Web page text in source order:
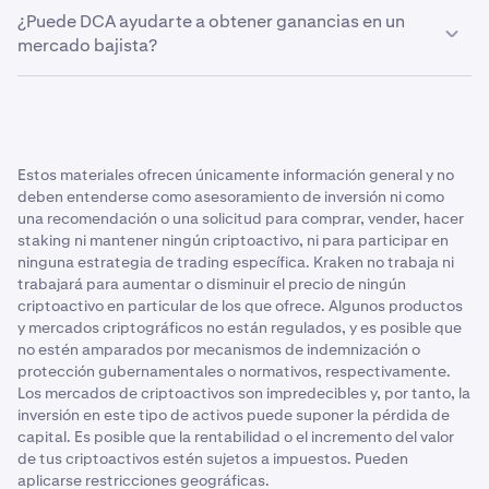
Evitar la tarea imposible de intentar comprar en el
momento «adecuado».
impredecible del mercado de criptomonedas al
distribuir las inversiones a lo largo del tiempo.
Eliminar las emociones del trading
El trading emocional ocurre cuando los inversores
toman decisiones basadas en fluctuaciones del
mercado a corto plazo o reacciones emocionales a
noticias o eventos. Esto puede llevar a decisiones
impulsivas de compra o venta, a menudo impulsadas por
dos emociones comunes:
Miedo a perderse algo (FOMO).
Miedo, incertidumbre y duda (FUD).
industriaafirman que el uso de la estrategia DCA
puede resultar en rendimientos inferiores a los
esperados en comparación con otros sistemas de
Flexibilidad reducida:Los inversores que se
comprometen únicamente a comprar una sola
criptomoneda durante un largo período de tiempo,
en lugar de operar entre múltiples activos, pueden
perderse otras oportunidades potencialmente
rentables que podrían no ser posibles de capturar a
través del DCA.
200 criptomonedas compatibles con Kraken a través de
Compras Recurrentes. Nuestra página de
criptomonedaspuede ayudarte, pero asegúrate de
¿Puede DCA ayudarte a obtener ganancias en un
mercado bajista?
funcione. Aunque ofrece una forma de navegar las
fluctuaciones del mercado, su efectividad depende de la
dirección de los precios de las criptomonedas.
Estos materiales ofrecen únicamente información general y no
deben entenderse como asesoramiento de inversión ni como
una recomendación o una solicitud para comprar, vender, hacer
staking ni mantener ningún criptoactivo, ni para participar en
ninguna estrategia de trading específica. Kraken no trabaja ni
trabajará para aumentar o disminuir el precio de ningún
criptoactivo en particular de los que ofrece. Algunos productos
y mercados criptográficos no están regulados, y es posible que
no estén amparados por mecanismos de indemnización o
protección gubernamentales o normativos, respectivamente.
Los mercados de criptoactivos son impredecibles y, por tanto, la
inversión en este tipo de activos puede suponer la pérdida de
capital. Es posible que la rentabilidad o el incremento del valor
de tus criptoactivos estén sujetos a impuestos. Pueden
aplicarse restricciones geográficas.